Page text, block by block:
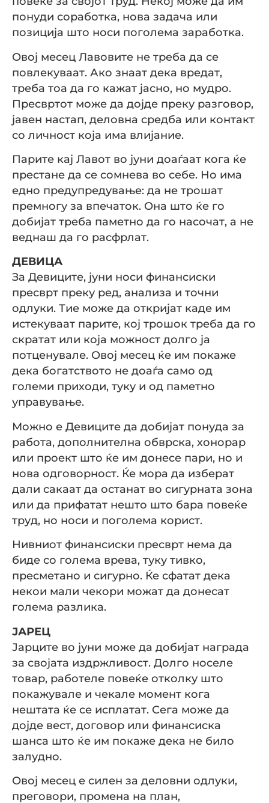
понуди соработка, нова задача или
позиција што носи поголема заработка.
Овој месец Лавовите не треба да се
повлекуваат. Ако знаат дека вредат,
треба тоа да го кажат јасно, но мудро.
Пресвртот може да дојде преку разговор,
јавен настап, деловна средба или контакт
со личност која има влијание.
Парите кај Лавот во јуни доаѓаат кога ќе
престане да се сомнева во себе. Но има
едно предупредување: да не трошат
премногу за впечаток. Она што ќе го
добијат треба паметно да го насочат, а не
веднаш да го расфрлат.
ДЕВИЦА
За Девиците, јуни носи финансиски
пресврт преку ред, анализа и точни
одлуки. Тие може да откријат каде им
истекуваат парите, кој трошок треба да го
скратат или која можност долго ја
потценувале. Овој месец ќе им покаже
дека богатството не доаѓа само од
големи приходи, туку и од паметно
управување.
Можно е Девиците да добијат понуда за
работа, дополнителна обврска, хонорар
или проект што ќе им донесе пари, но и
нова одговорност. Ќе мора да изберат
дали сакаат да останат во сигурната зона
или да прифатат нешто што бара повеќе
труд, но носи и поголема корист.
Нивниот финансиски пресврт нема да
биде со голема врева, туку тивко,
пресметано и сигурно. Ќе сфатат дека
некои мали чекори можат да донесат
голема разлика.
ЈАРЕЦ
Јарците во јуни може да добијат награда
за својата издржливост. Долго носеле
товар, работеле повеќе отколку што
покажувале и чекале момент кога
нештата ќе се исплатат. Сега може да
дојде вест, договор или финансиска
шанса што ќе им покаже дека не било
залудно.
Овој месец е силен за деловни одлуки,
преговори, промена на план,